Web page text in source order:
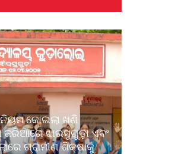
କୋଇଲା ଖଣି
ଝାରସୁଗୁଡ଼ା ଏବଂ
ଗ୍ରାମୀଣ ଶିକ୍ଷାକୁ